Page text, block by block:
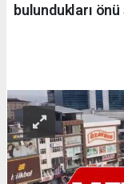
bulundukları